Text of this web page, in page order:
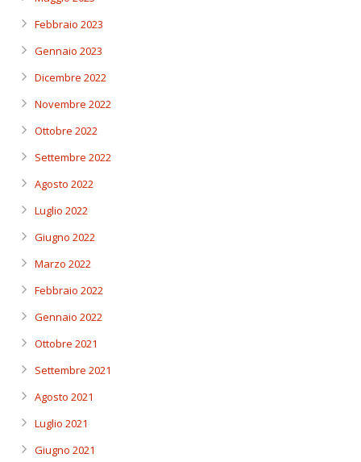
Febbraio 2023
Gennaio 2023
Dicembre 2022
Novembre 2022
Ottobre 2022
Settembre 2022
Agosto 2022
Luglio 2022
Giugno 2022
Marzo 2022
Febbraio 2022
Gennaio 2022
Ottobre 2021
Settembre 2021
Agosto 2021
Luglio 2021
Giugno 2021